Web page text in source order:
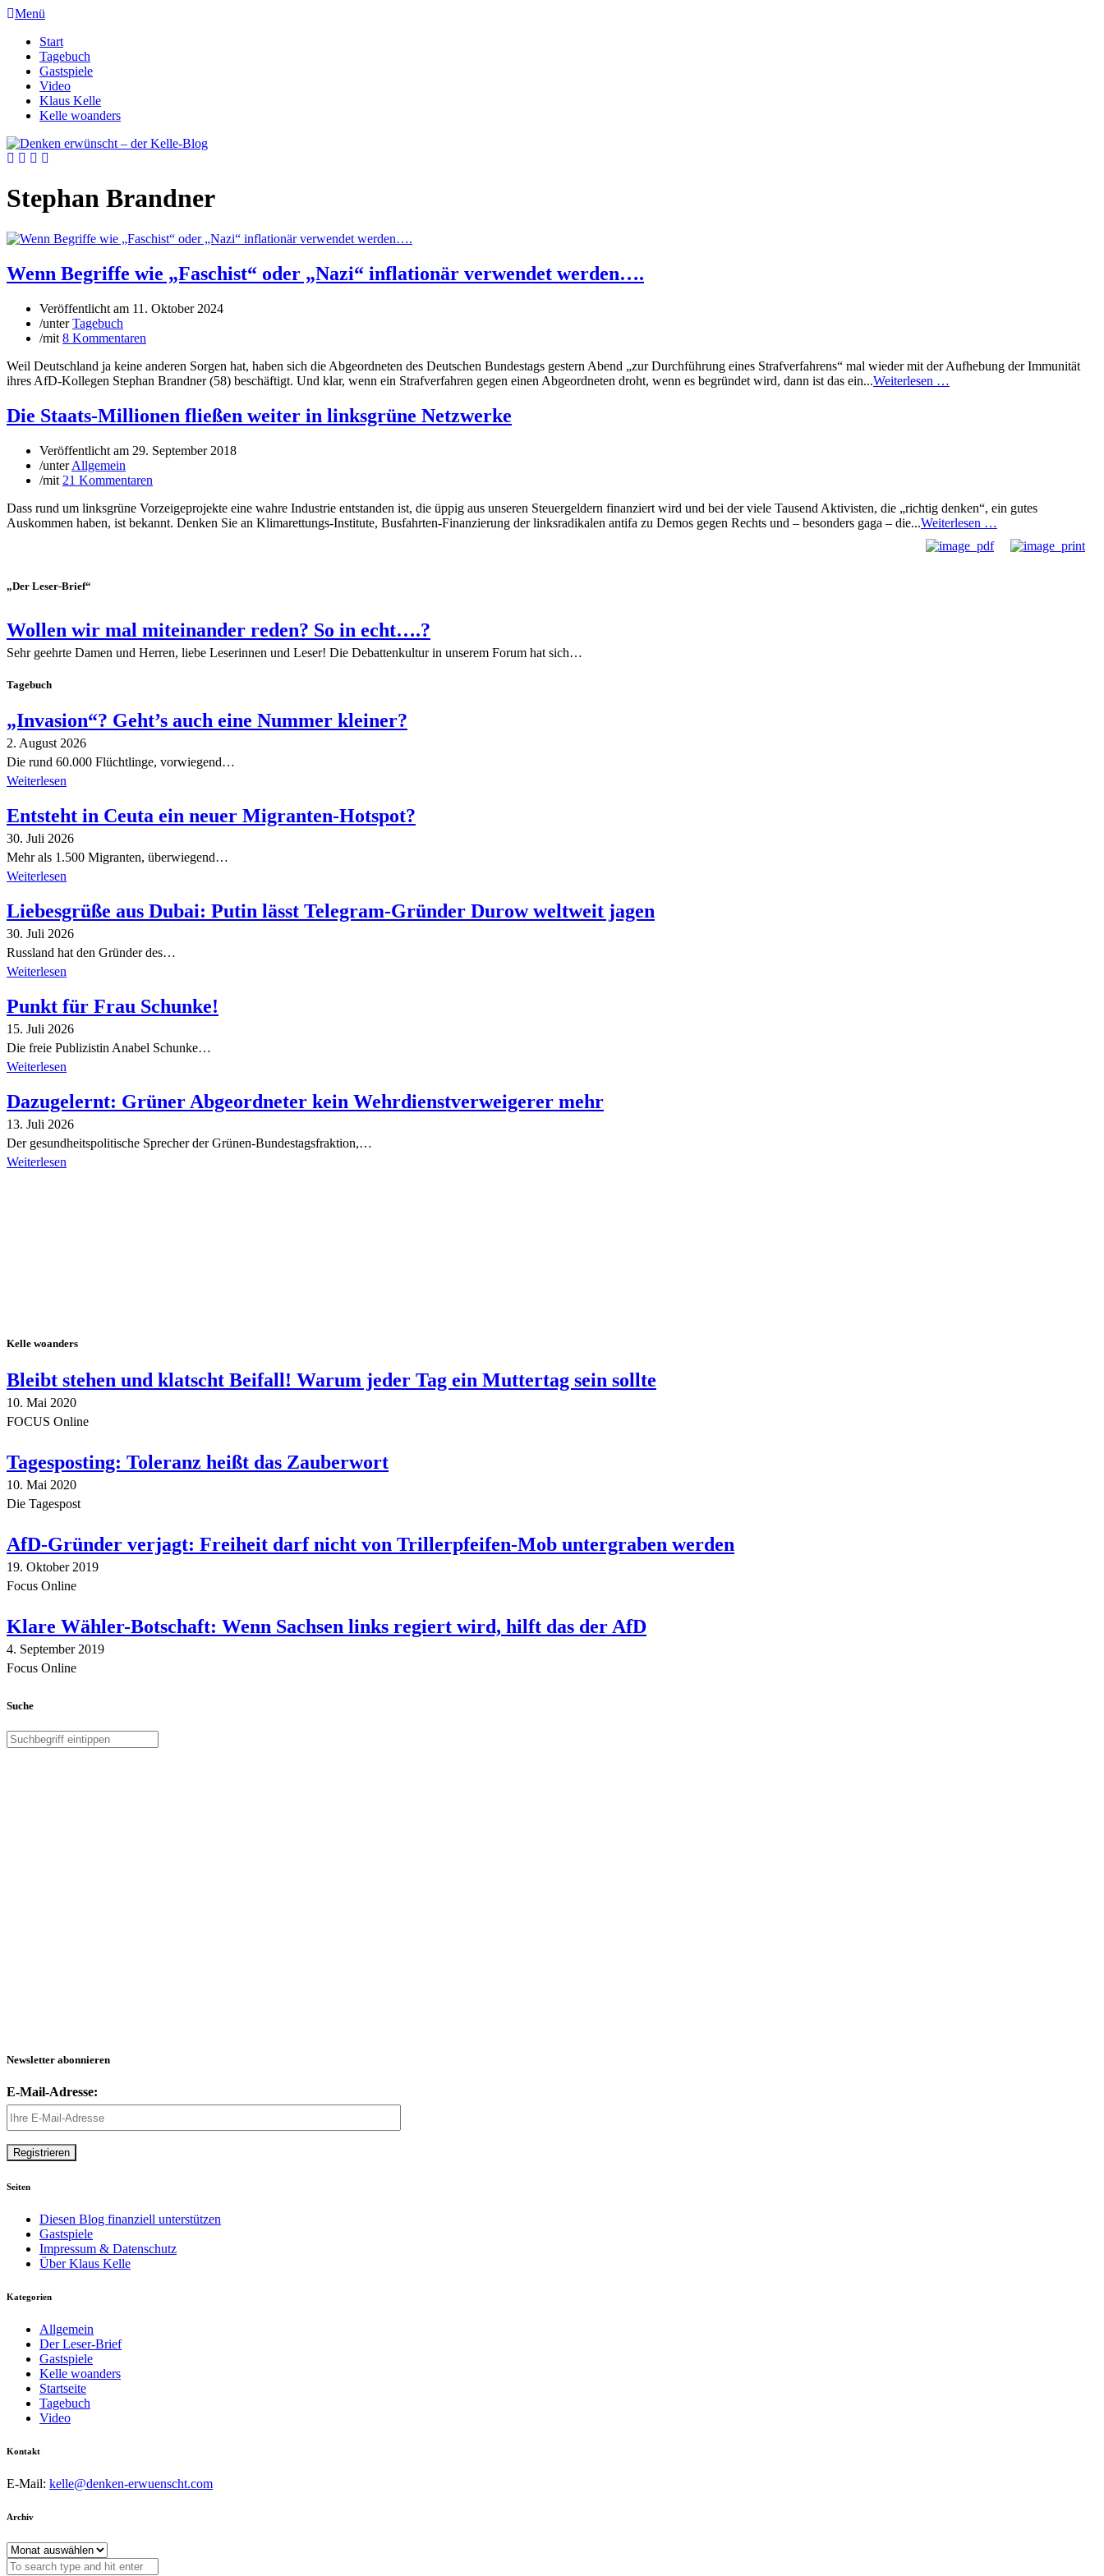
Menü
Start
Tagebuch
Gastspiele
Video
Klaus Kelle
Kelle woanders
Stephan Brandner
Wenn Begriffe wie „Faschist“ oder „Nazi“ inflationär verwendet werden….
Veröffentlicht am 11. Oktober 2024
/unterTagebuch
/mit 8 Kommentaren
Weil Deutschland ja keine anderen Sorgen hat, haben sich die Abgeordneten des Deutschen Bundestags gestern Abend „zur Durchführung eines Strafverfahrens“ mal wieder mit der Aufhebung der Immunität
ihres AfD-Kollegen Stephan Brandner (58) beschäftigt. Und klar, wenn ein Strafverfahren gegen einen Abgeordneten droht, wenn es begründet wird, dann ist das ein...Weiterlesen …
Die Staats-Millionen fließen weiter in linksgrüne Netzwerke
Veröffentlicht am 29. September 2018
/unterAllgemein
/mit 21 Kommentaren
Dass rund um linksgrüne Vorzeigeprojekte eine wahre Industrie entstanden ist, die üppig aus unseren Steuergeldern finanziert wird und bei der viele Tausend Aktivisten, die „richtig denken“, ein gutes
Auskommen haben, ist bekannt. Denken Sie an Klimarettungs-Institute, Busfahrten-Finanzierung der linksradikalen antifa zu Demos gegen Rechts und – besonders gaga – die...Weiterlesen …
„Der Leser-Brief“
Wollen wir mal miteinander reden? So in echt….?
Sehr geehrte Damen und Herren, liebe Leserinnen und Leser! Die Debattenkultur in unserem Forum hat sich…
Tagebuch
„Invasion“? Geht’s auch eine Nummer kleiner?
2. August 2026
Die rund 60.000 Flüchtlinge, vorwiegend…
Weiterlesen
Entsteht in Ceuta ein neuer Migranten-Hotspot?
30. Juli 2026
Mehr als 1.500 Migranten, überwiegend…
Weiterlesen
Liebesgrüße aus Dubai: Putin lässt Telegram-Gründer Durow weltweit jagen
30. Juli 2026
Russland hat den Gründer des…
Weiterlesen
Punkt für Frau Schunke!
15. Juli 2026
Die freie Publizistin Anabel Schunke…
Weiterlesen
Dazugelernt: Grüner Abgeordneter kein Wehrdienstverweigerer mehr
13. Juli 2026
Der gesundheitspolitische Sprecher der Grünen-Bundestagsfraktion,…
Weiterlesen
Kelle woanders
Bleibt stehen und klatscht Beifall! Warum jeder Tag ein Muttertag sein sollte
10. Mai 2020
FOCUS Online
Tagesposting: Toleranz heißt das Zauberwort
10. Mai 2020
Die Tagespost
AfD-Gründer verjagt: Freiheit darf nicht von Trillerpfeifen-Mob untergraben werden
19. Oktober 2019
Focus Online
Klare Wähler-Botschaft: Wenn Sachsen links regiert wird, hilft das der AfD
4. September 2019
Focus Online
Suche
Newsletter abonnieren
E-Mail-Adresse:
Seiten
Diesen Blog finanziell unterstützen
Gastspiele
Impressum & Datenschutz
Über Klaus Kelle
Kategorien
Allgemein
Der Leser-Brief
Gastspiele
Kelle woanders
Startseite
Tagebuch
Video
Kontakt
E-Mail: kelle@denken-erwuenscht.com
Archiv
Archiv